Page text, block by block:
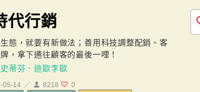
代行銷
態，就要有新做法；善用科技調整配銷、客
，拿下通往顧客的最後一哩！
史蒂芬．迪歐李歐
05-14 ／ 8218 0